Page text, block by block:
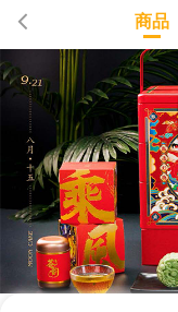
商品